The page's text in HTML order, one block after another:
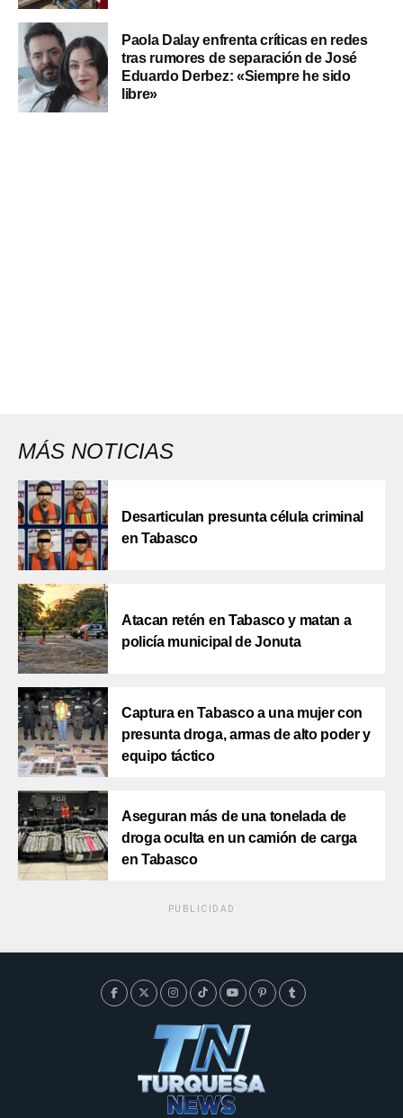
Paola Dalay enfrenta críticas en redes
tras rumores de separación de José
Eduardo Derbez: «Siempre he sido
libre»
MÁS NOTICIAS
Desarticulan presunta célula criminal
en Tabasco
Atacan retén en Tabasco y matan a
policía municipal de Jonuta
Captura en Tabasco a una mujer con
presunta droga, armas de alto poder y
equipo táctico
Aseguran más de una tonelada de
droga oculta en un camión de carga
en Tabasco
PUBLICIDAD